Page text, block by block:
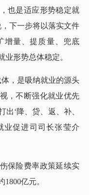
也是适应形势稳定就
下一步将以落实文件
增量、提质量、兜底
业形势总体稳定。
，是吸纳就业的源头
，不断强化就业优先
‘降、贷、返、补、
业促进司司长张莹介
险费率政策延续实
亿元。